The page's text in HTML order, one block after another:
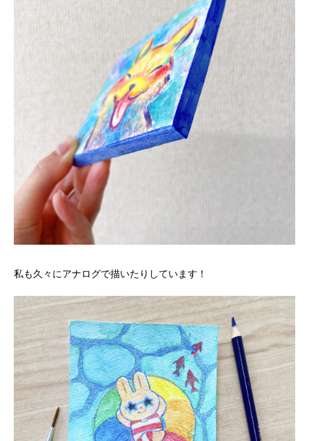
私も久々にアナログで描いたりしています！